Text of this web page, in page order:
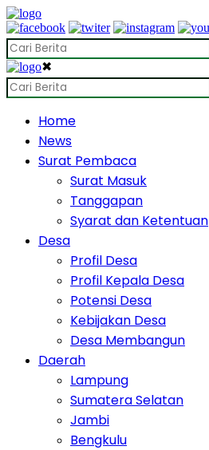
✖
Home
News
Surat Pembaca
Surat Masuk
Tanggapan
Syarat dan Ketentuan
Desa
Profil Desa
Profil Kepala Desa
Potensi Desa
Kebijakan Desa
Desa Membangun
Daerah
Lampung
Sumatera Selatan
Jambi
Bengkulu